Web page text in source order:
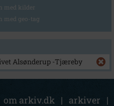
med kilder
med geo-tag
Alsønderup -Tjæreby
om arkiv.dk | arkiver |